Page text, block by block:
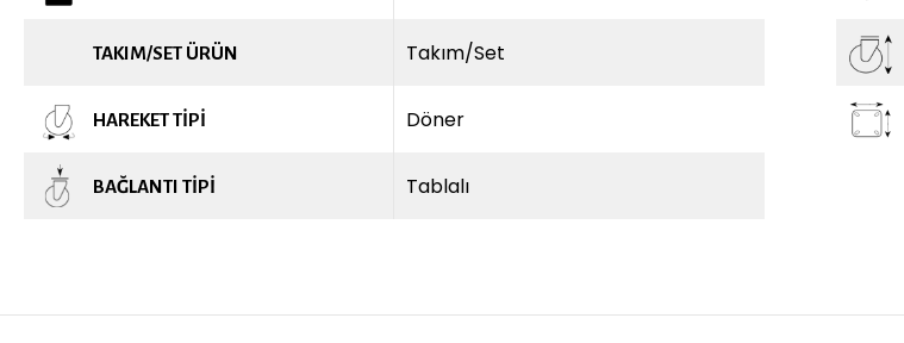
TAKIM/SET ÜRÜN Takım/Set
HAREKET TIPI Döner
BAĞLANTI TIPI Tablalı